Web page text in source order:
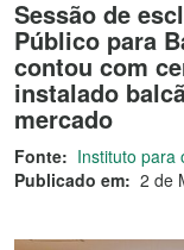
Sessão de
Público para
contou com
instalado
mercado
Fonte: Instituto para
Publicado em: 2 de